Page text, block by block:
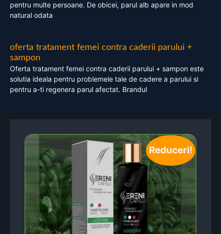
pentru multe persoane. De obicei, parul alb apare in mod
natural odata
oferta tratament femei contra caderii parului +
sampon
Oferta tratament femei contra caderii parului + sampon este
solutia ideala pentru problemele tale de cadere a parului si
pentru a-ti regenera parul afectat. Brandul
Reduceri!